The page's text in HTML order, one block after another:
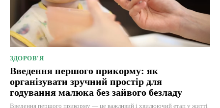
ЗДОРОВ'Я
Введення першого прикорму: як
організувати зручний простір для
годування малюка без зайвого безладу
Введення першого прикорму — це важливий і хвилюючий етап у житті